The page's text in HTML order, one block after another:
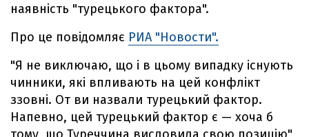
наявність "турецького фактора".
Про це повідомляє РИА "Новости".
"Я не виключаю, що і в цьому випадку існують
чинники, які впливають на цей конфлікт
ззовні. От ви назвали турецький фактор.
Напевно, цей турецький фактор є — хоча б